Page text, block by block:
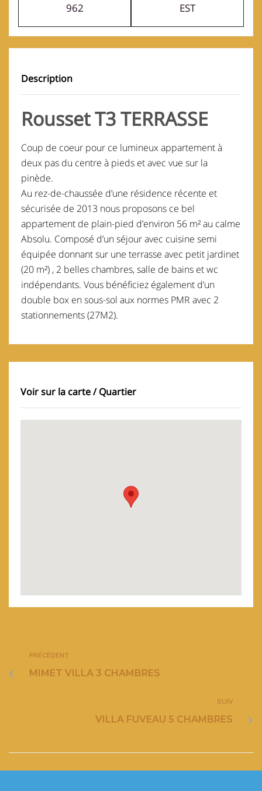
962 EST
Description
Rousset T3 TERRASSE
Coup de coeur pour ce lumineux appartement à
deux pas du centre à pieds et avec vue sur la
pinède.
Au rez-de-chaussée d’une résidence récente et
sécurisée de 2013 nous proposons ce bel
appartement de plain-pied d’environ 56 m² au calme
Absolu. Composé d’un séjour avec cuisine semi
équipée donnant sur une terrasse avec petit jardinet
(20 m²) , 2 belles chambres, salle de bains et wc
indépendants. Vous bénéficiez également d’un
double box en sous-sol aux normes PMR avec 2
stationnements (27M2).
Voir sur la carte / Quartier
PRÉCÉDENT
MIMET VILLA 3 CHAMBRES
SUIV
VILLA FUVEAU 5 CHAMBRES